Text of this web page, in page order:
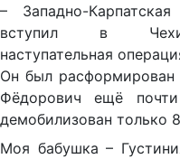
– Западно-
вступил в
наступательная
Он был
Фёдорович ещё
демобилизован только
Моя бабушка –